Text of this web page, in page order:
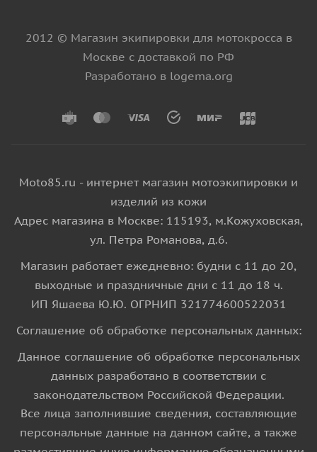
2012 © Магазин экипировки для мотокросса в
Москве с доставкой по РФ
Разработано в logema.org
Moto85.ru - интернет магазин мотоэкипировки и
изделий из кожи
Адрес магазина в Москве: 115193, м.Кожуховская,
ул. Петра Романова, д.6.
Магазин работает ежедневно: будни с 11 до 20,
выходные и праздничные дни с 11 до 18 ч.
ИП Яшаева Ю.Ю. ОГРНИП 321774600522031
Соглашение об обработке персональных данных:
Данное соглашение об обработке персональных
данных разработано в соответствии с
законодательством Российской Федерации.
Все лица заполнившие сведения, составляющие
персональные данные на данном сайте, а также